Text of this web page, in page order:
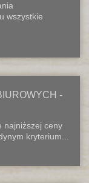
wszystkie
-
najniższej ceny
kryterium...